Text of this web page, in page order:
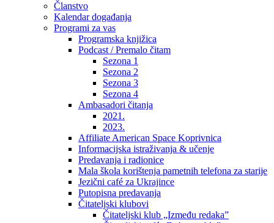
Članstvo
Kalendar događanja
Programi za vas
Programska knjižica
Podcast / Premalo čitam
Sezona 1
Sezona 2
Sezona 3
Sezona 4
Ambasadori čitanja
2021.
2023.
Affiliate American Space Koprivnica
Informacijska istraživanja & učenje
Predavanja i radionice
Mala škola korištenja pametnih telefona za starije
Jezični café za Ukrajince
Putopisna predavanja
Čitateljski klubovi
Čitateljski klub „Između redaka”